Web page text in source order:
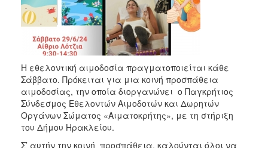
2013
2011
2010
2006
Η εθελοντική αιμοδοσία πραγματοποιείται κάθε
Σάββατο. Πρόκειται για μια κοινή προσπάθεια
αιμοδοσίας, την οποία διοργανώνει ο Παγκρήτιος
Σύνδεσμος Εθελοντών Αιμοδοτών και Δωρητών
Οργάνων Σώματος «Αιματοκρήτης», με τη στήριξη
του Δήμου Ηρακλείου.
Σ’ αυτήν την κοινή προσπάθεια, καλούνται όλοι να